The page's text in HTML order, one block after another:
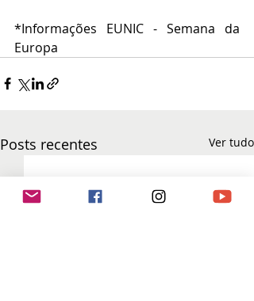
*Informações EUNIC - Semana da
Europa
Posts recentes Ver tudo